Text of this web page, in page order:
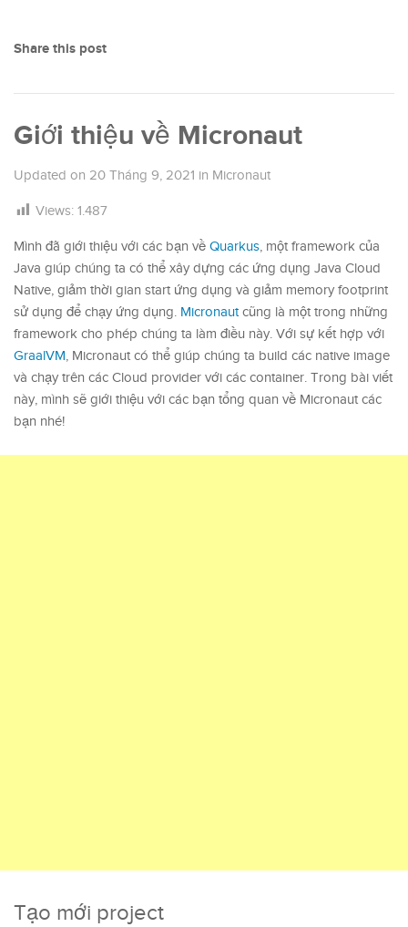
Share this post
Giới thiệu về Micronaut
Updated on 20 Tháng 9, 2021 in Micronaut
Views: 1.487
Mình đã giới thiệu với các bạn về Quarkus, một framework của
Java giúp chúng ta có thể xây dựng các ứng dụng Java Cloud
Native, giảm thời gian start ứng dụng và giảm memory footprint
sử dụng để chạy ứng dụng. Micronautcũng là một trong những
framework cho phép chúng ta làm điều này. Với sự kết hợp với
GraalVM, Micronaut có thể giúp chúng ta build các native image
và chạy trên các Cloud provider với các container. Trong bài viết
này, mình sẽ giới thiệu với các bạn tổng quan về Micronaut các
bạn nhé!
Tạo mới project